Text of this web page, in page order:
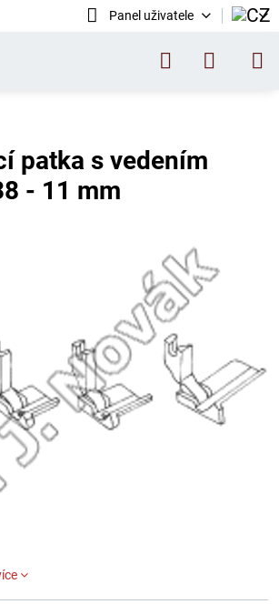
Panel uživatele
patka s vedením
- 11 mm